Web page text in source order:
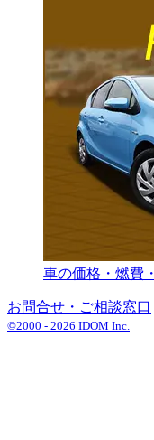
車の価格・燃費
お問合せ・ご相談窓口
©2000 - 2026 IDOM Inc.